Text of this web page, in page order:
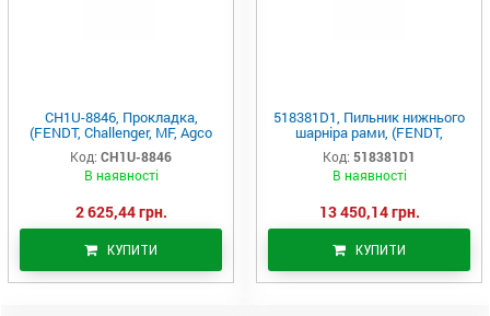
CH1U-8846, Прокладка,
(FENDT, Challenger, MF, Agco
Parts)
Код: CH1U-8846
В наявності
2 625,44 грн.
КУПИТИ
518381D1, Пильник нижнього
шарніра рами, (FENDT,
Challenger, MF, Agco Parts)
Код: 518381D1
В наявності
13 450,14 грн.
КУПИТИ